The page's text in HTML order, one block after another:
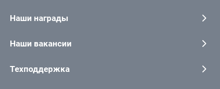
Наши награды
Наши вакансии
Техподдержка